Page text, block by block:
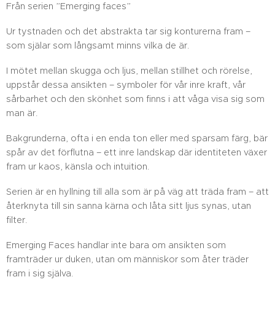
Från serien ”Emerging faces”
Ur tystnaden och det abstrakta tar sig konturerna fram –
som själar som långsamt minns vilka de är.
I mötet mellan skugga och ljus, mellan stillhet och rörelse,
uppstår dessa ansikten – symboler för vår inre kraft, vår
sårbarhet och den skönhet som finns i att våga visa sig som
man är.
Bakgrunderna, ofta i en enda ton eller med sparsam färg, bär
spår av det förflutna – ett inre landskap där identiteten växer
fram ur kaos, känsla och intuition.
Serien är en hyllning till alla som är på väg att träda fram – att
återknyta till sin sanna kärna och låta sitt ljus synas, utan
filter.
Emerging Faces handlar inte bara om ansikten som
framträder ur duken, utan om människor som åter träder
fram i sig själva.